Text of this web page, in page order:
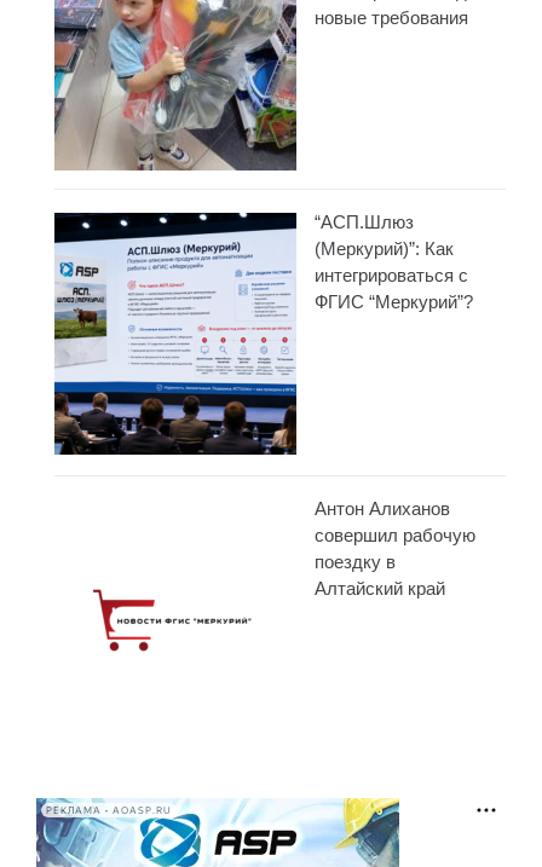
новые требования
“АСП.Шлюз
(Меркурий)”: Как
интегрироваться с
ФГИС “Меркурий”?
Антон Алиханов
совершил рабочую
поездку в
Алтайский край
РЕКЛАМА • AOASP.RU